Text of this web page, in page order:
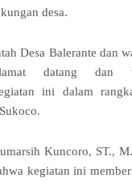
desa.
Desa Balerante dan
datang
ini dalam
Kuncoro, ST.,
kegiatan ini